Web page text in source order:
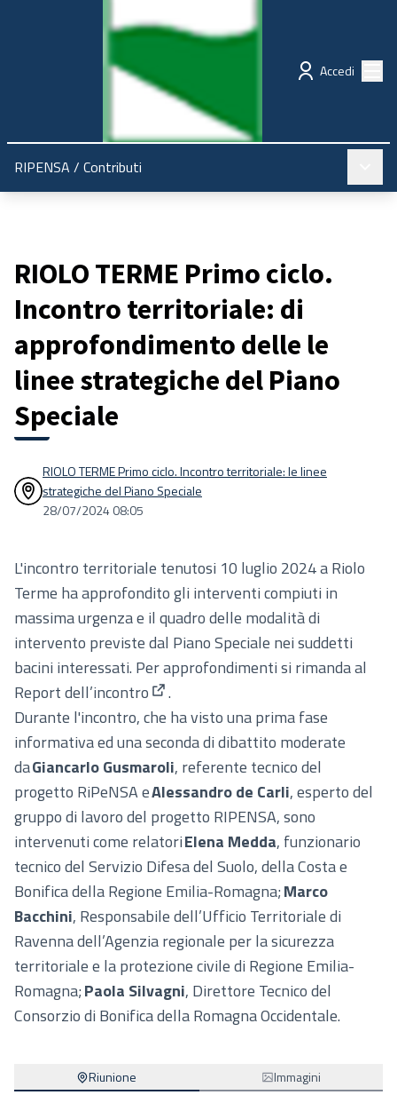
Regione Emilia-Romagna Partecipazione
Accedi
RIPENSA / Contributi
RIOLO TERME Primo ciclo.
Incontro territoriale: di
approfondimento delle le
linee strategiche del Piano
Speciale
RIOLO TERME Primo ciclo. Incontro territoriale: le linee
strategiche del Piano Speciale
28/07/2024 08:05
L'incontro territoriale tenutosi 10 luglio 2024 a Riolo
Terme ha approfondito gli interventi compiuti in
massima urgenza e il quadro delle modalità di
intervento previste dal Piano Speciale nei suddetti
bacini interessati. Per approfondimenti si rimanda al
Report dell’incontro
(Apre in una nuova scheda)
.
Durante l'incontro, che ha visto una prima fase
informativa ed una seconda di dibattito moderate
daGiancarlo Gusmaroli, referente tecnico del
progetto RiPeNSA eAlessandro de Carli, esperto del
gruppo di lavoro del progetto RIPENSA, sono
intervenuti come relatoriElena Medda, funzionario
tecnico del Servizio Difesa del Suolo, della Costa e
Bonifica della Regione Emilia-Romagna;Marco
Bacchini, Responsabile dell’Ufficio Territoriale di
Ravenna dell’Agenzia regionale per la sicurezza
territoriale e la protezione civile di Regione Emilia-
Romagna;Paola Silvagni, Direttore Tecnico del
Consorzio di Bonifica della Romagna Occidentale.
Riunione Immagini